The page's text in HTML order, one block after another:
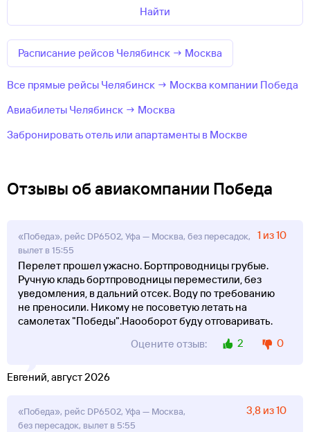
Найти
Расписание рейсов Челябинск → Москва
Все прямые рейсы Челябинск → Москва компании Победа
Авиабилеты Челябинск → Москва
Забронировать отель или апартаменты в Москве
Отзывы об авиакомпании Победа
«Победа», рейс DP6502, Уфа — Москва, без пересадок,
вылет в 15:55
1 из 10
Перелет прошел ужасно. Бортпроводницы грубые.
Ручную кладь бортпроводницы переместили, без
уведомления, в дальний отсек. Воду по требованию
не преносили. Никому не посоветую летать на
самолетах "Победы".Наооборот буду отговаривать.
Оцените отзыв:
2 0
Евгений, август 2026
«Победа», рейс DP6502, Уфа — Москва,
без пересадок, вылет в 5:55
3,8 из 10